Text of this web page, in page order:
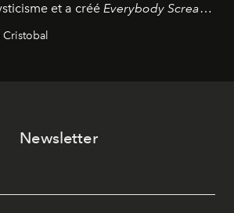
et a créé Everybody Scream
les plus profonds à ce jour.
Newsletter